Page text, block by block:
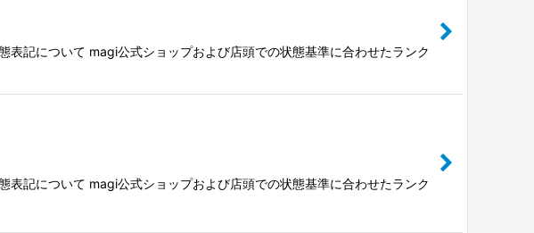
表記について magi公式ショップおよび店頭での状態基準に合わせたランク
表記について magi公式ショップおよび店頭での状態基準に合わせたランク